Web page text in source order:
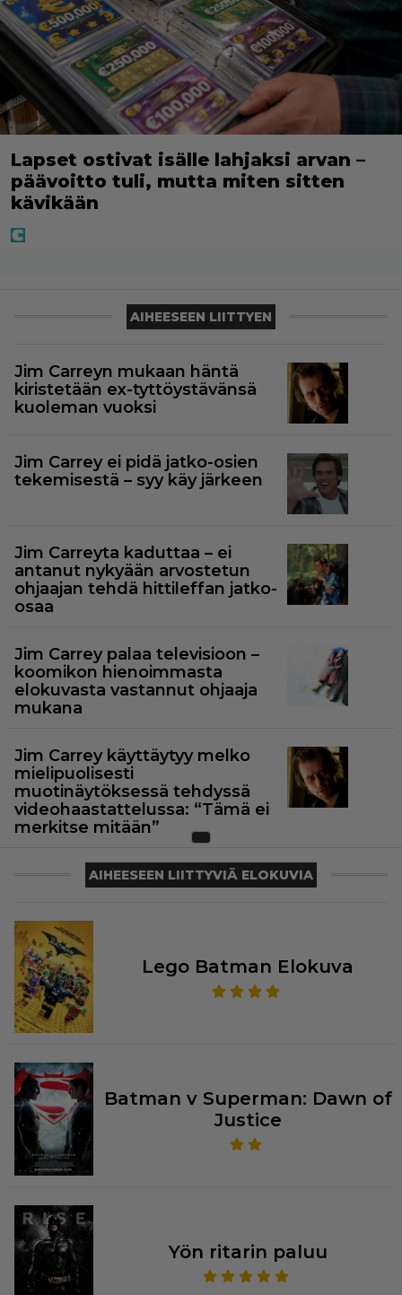
Lapset ostivat isälle lahjaksi arvan –
päävoitto tuli, mutta miten sitten
kävikään
AIHEESEEN LIITTYEN
Jim Carreyn mukaan häntä
kiristetään ex-tyttöystävänsä
kuoleman vuoksi
Jim Carrey ei pidä jatko-osien
tekemisestä – syy käy järkeen
Jim Carreyta kaduttaa – ei
antanut nykyään arvostetun
ohjaajan tehdä hittileffan jatko-
osaa
Jim Carrey palaa televisioon –
koomikon hienoimmasta
elokuvasta vastannut ohjaaja
mukana
Jim Carrey käyttäytyy melko
mielipuolisesti
muotinäytöksessä tehdyssä
videohaastattelussa: “Tämä ei
merkitse mitään”
AIHEESEEN LIITTYVIÄ ELOKUVIA
Lego Batman Elokuva
Batman v Superman: Dawn of
Justice
Yön ritarin paluu